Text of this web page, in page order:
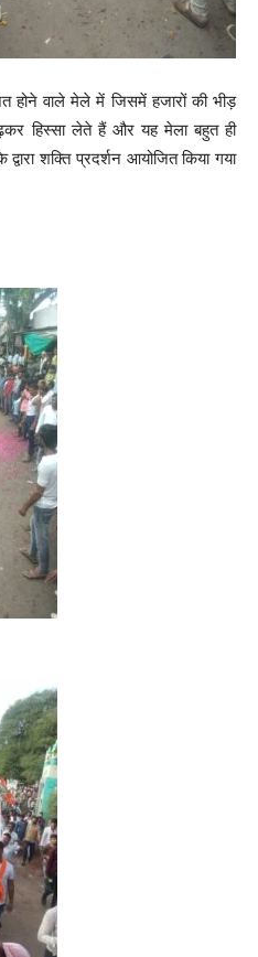
वाले मेले में जिसमें हजारों की भीड़
हिस्सा लेते हैं और यह मेला बहुत ही
शक्ति प्रदर्शन आयोजित किया गया